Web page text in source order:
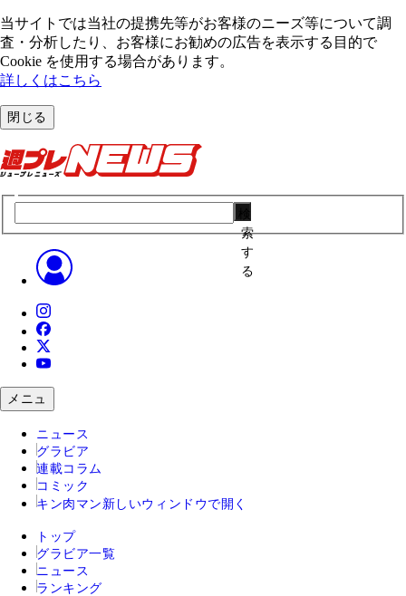
当サイトでは当社の提携先等がお客様のニーズ等について調
査・分析したり、お客様にお勧めの広告を表⽰する⽬的で
Cookie を使⽤する場合があります。
詳しくはこちら
閉じる
索
す
る
メニュ
ニュース
グラビア
連載コラム
コミック
キン肉マン 新しいウィンドウで開く
トップ
グラビア一覧
ニュース
ランキング